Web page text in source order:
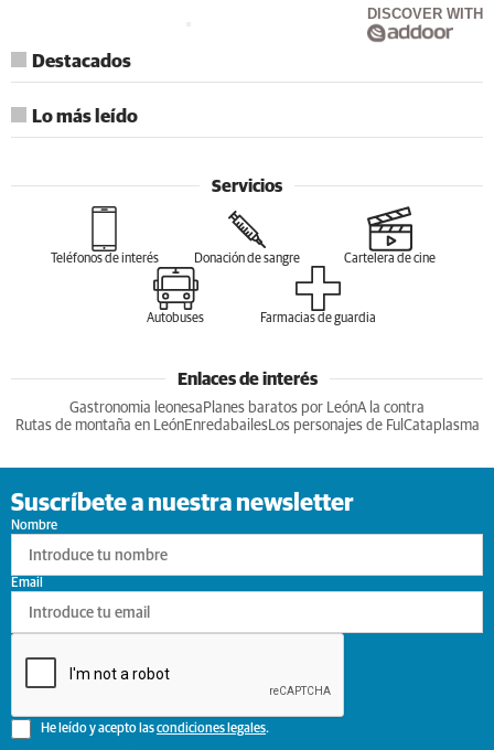
DISCOVER WITH
Destacados
Lo más leído
Servicios
Teléfonos de interés Donación de sangre Cartelera de cine
Autobuses Farmacias de guardia
Enlaces de interés
Gastronomia leonesa Planes baratos por LeónA la contra
Rutas de montaña en LeónEnredabailesLos personajes de Ful Cataplasma
Suscríbete a nuestra newsletter
Nombre
He leído y acepto lascondiciones legales.
Email